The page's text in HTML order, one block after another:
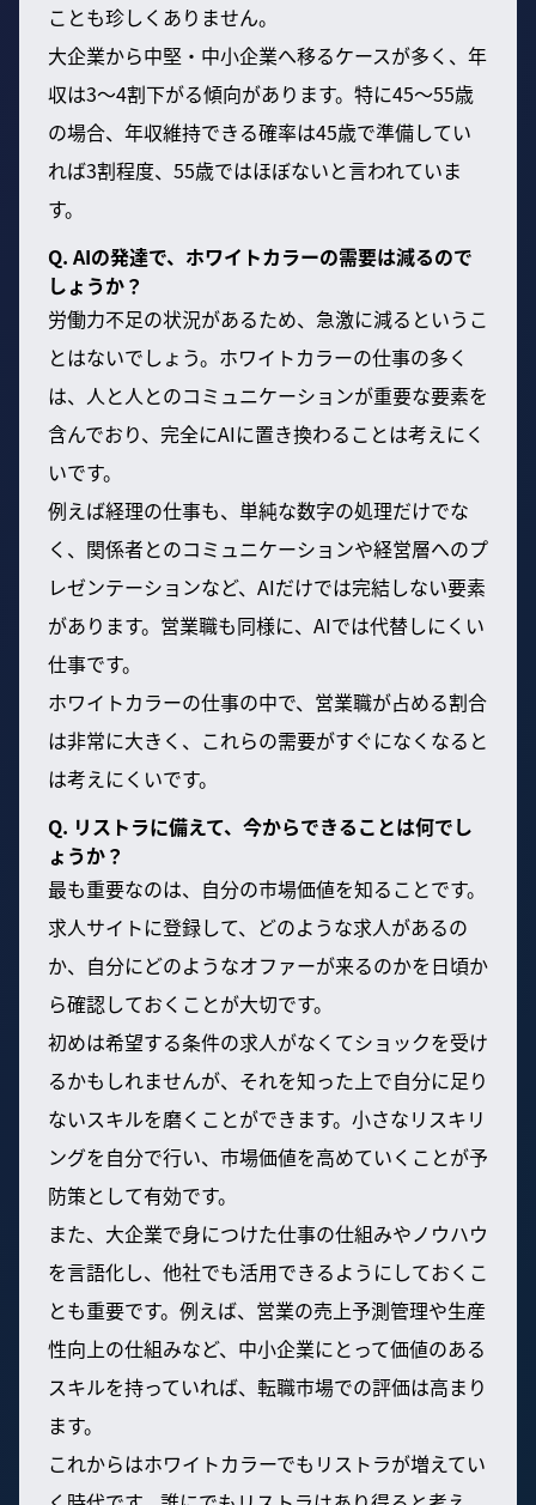
ことも珍しくありません。
大企業から中堅・中小企業へ移るケースが多く、年
収は3～4割下がる傾向があります。特に45～55歳
の場合、年収維持できる確率は45歳で準備してい
れば3割程度、55歳ではほぼないと言われていま
す。
Q. AIの発達で、ホワイトカラーの需要は減るので
しょうか？
労働力不足の状況があるため、急激に減るというこ
とはないでしょう。ホワイトカラーの仕事の多く
は、人と人とのコミュニケーションが重要な要素を
含んでおり、完全にAIに置き換わることは考えにく
いです。
例えば経理の仕事も、単純な数字の処理だけでな
く、関係者とのコミュニケーションや経営層へのプ
レゼンテーションなど、AIだけでは完結しない要素
があります。営業職も同様に、AIでは代替しにくい
仕事です。
ホワイトカラーの仕事の中で、営業職が占める割合
は非常に大きく、これらの需要がすぐになくなると
は考えにくいです。
Q. リストラに備えて、今からできることは何でし
ょうか？
最も重要なのは、自分の市場価値を知ることです。
求人サイトに登録して、どのような求人があるの
か、自分にどのようなオファーが来るのかを日頃か
ら確認しておくことが大切です。
初めは希望する条件の求人がなくてショックを受け
るかもしれませんが、それを知った上で自分に足り
ないスキルを磨くことができます。小さなリスキリ
ングを自分で行い、市場価値を高めていくことが予
防策として有効です。
また、大企業で身につけた仕事の仕組みやノウハウ
を言語化し、他社でも活用できるようにしておくこ
とも重要です。例えば、営業の売上予測管理や生産
性向上の仕組みなど、中小企業にとって価値のある
スキルを持っていれば、転職市場での評価は高まり
ます。
これからはホワイトカラーでもリストラが増えてい